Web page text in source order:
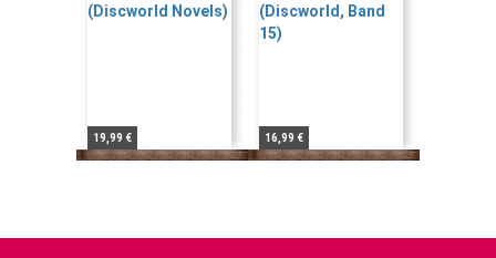
19,99 € 16,99 €